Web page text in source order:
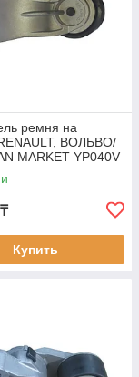
ремня на
ВОЛЬВО/
MARKET YP040V
₸
Купить